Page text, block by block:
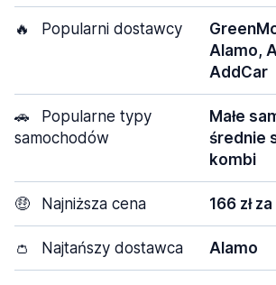
🔥 Popularni dostawcy
Alamo,
AddCar
🚗
Popularne typy
samochodów
Małe
średnie
kombi
🤑 Najniższa cena 166 zł
👛 Najtańszy dostawca Alamo